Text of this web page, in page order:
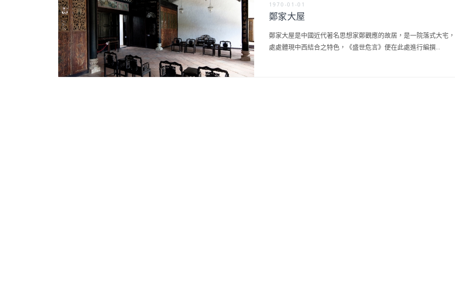
1970-01-01
鄭家大屋
鄭家大屋是中國近代著名思想家鄭觀應的故居，是一院落式大宅，
處處體現中西結合之特色，《盛世危言》便在此處進行編撰...